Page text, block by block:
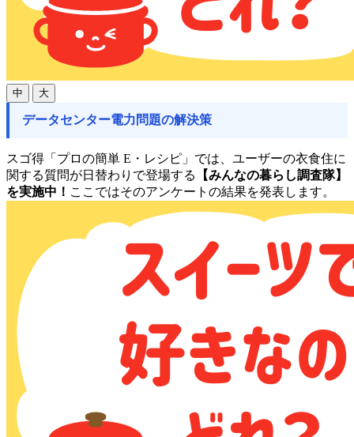
中 大
データセンター電力問題の解決策
スゴ得「プロの簡単 E・レシピ」では、ユーザーの衣食住に
関する質問が日替わりで登場する
【みんなの暮らし調査隊】
を実施中！ ここではそのアンケートの結果を発表します。